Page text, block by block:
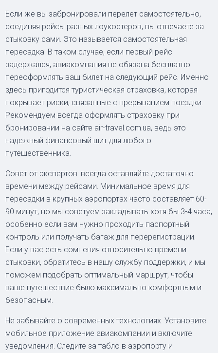
Если же вы забронировали перелет самостоятельно,
соединяя рейсы разных лоукостеров, вы отвечаете за
стыковку сами. Это называется самостоятельная
пересадка. В таком случае, если первый рейс
задержался, авиакомпания не обязана бесплатно
переоформлять ваш билет на следующий рейс. Именно
здесь пригодится туристическая страховка, которая
покрывает риски, связанные с прерыванием поездки.
Рекомендуем всегда оформлять страховку при
бронировании на сайте air-travel.com.ua, ведь это
надежный финансовый щит для любого
путешественника.
Совет от экспертов: всегда оставляйте достаточно
времени между рейсами. Минимальное время для
пересадки в крупных аэропортах часто составляет 60-
90 минут, но мы советуем закладывать хотя бы 3-4 часа,
особенно если вам нужно проходить паспортный
контроль или получать багаж для перерегистрации.
Если у вас есть сомнения относительно времени
стыковки, обратитесь в нашу службу поддержки, и мы
поможем подобрать оптимальный маршрут, чтобы
ваше путешествие было максимально комфортным и
безопасным.
Не забывайте о современных технологиях. Установите
мобильное приложение авиакомпании и включите
уведомления. Следите за табло в аэропорту и